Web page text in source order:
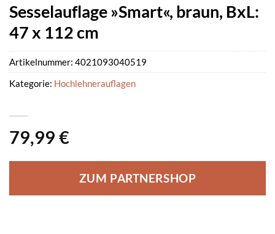
Sesselauflage »Smart«, braun, BxL:
47 x 112 cm
79,99 €
ZUM PARTNERSHOP
Artikelnummer: 4021093040519
Kategorie: Hochlehnerauflagen